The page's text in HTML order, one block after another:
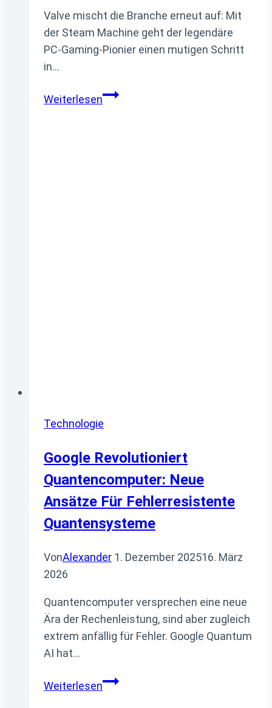
Valve mischt die Branche erneut auf: Mit
der Steam Machine geht der legendäre
PC-Gaming-Pionier einen mutigen Schritt
in…
WeiterlesenValve Steam
Technologie
Google Revolutioniert
Quantencomputer: Neue
Ansätze Für Fehlerresistente
Quantensysteme
VonAlexander 1. Dezember 202516. März
2026
Quantencomputer versprechen eine neue
Ära der Rechenleistung, sind aber zugleich
extrem anfällig für Fehler. Google Quantum
AI hat…
WeiterlesenGoogle